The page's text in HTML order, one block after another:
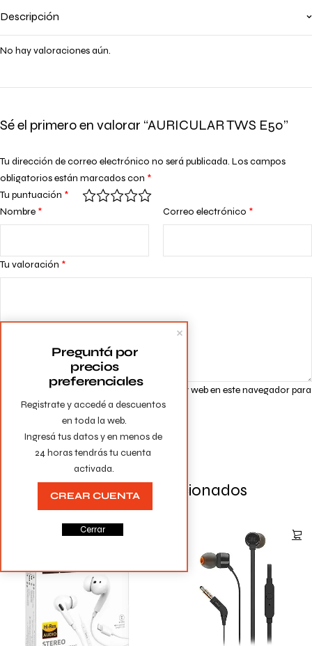
Descripción
No hay valoraciones aún.
Sé el primero en valorar “AURICULAR TWS E50”
Tu dirección de correo electrónico no será publicada. Los campos
obligatorios están marcados con *
Tu puntuación *
Tu valoración *
Nombre * Correo electrónico *
Guarda mi nombre, correo electrónico y web en este navegador para
la próxima vez que comente.
Productos Relacionados
Registrate y accedé a descuentos
en toda la web.
Ingresá tus datos y en menos de
24 horas tendrás tu cuenta
activada.
Preguntá por
precios
preferenciales
CREAR CUENTA
Cerrar